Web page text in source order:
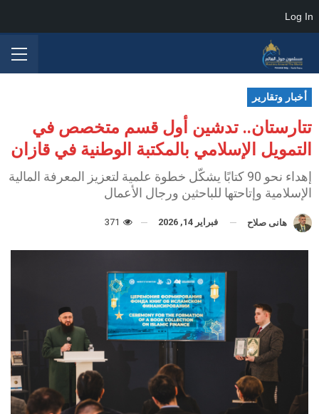
أخبار وتقارير
تتارستان.. تدشين أول قسم متخصص في
التمويل الإسلامي بالمكتبة الوطنية في قازان
إهداء نحو 90 كتابًا يشكّل خطوة علمية لتعزيز المعرفة المالية
الإسلامية وإتاحتها للباحثين ورجال الأعمال
هانى صلاح فبراير 14, 2026
Log In